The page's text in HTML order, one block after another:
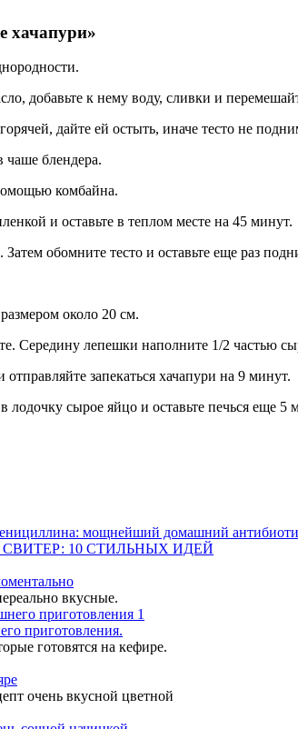
хачапури»
добавьте к нему воду, сливки и
дайте ей остыть, иначе тесто не
блендера.
комбайна.
и оставьте в теплом месте на 45 минут.
обомните тесто и оставьте еще раз
около 20 см.
Середину лепешки наполните 1/2 частью
отправляйте запекаться хачапури на 9 минут.
лодочку сырое яйцо и оставьте печься еще 5
мощнейший домашний
10 СТИЛЬНЫХ ИДЕЙ
вкусные.
приготовления.
готовятся на кефире.
очень вкусной цветной